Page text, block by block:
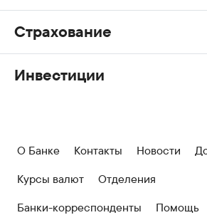
Страхование
Инвестиции
О Банке Контакты Новости
Курсы валют
Отделения
Банки-корреспонденты
Помощь